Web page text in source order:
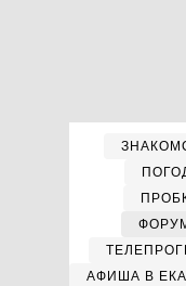
АФИША В